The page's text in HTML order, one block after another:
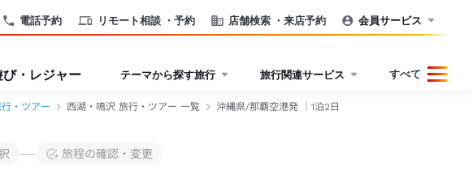
電話予約 リモート相談 ・予約 店舗検索 ・来店予約 会員サービス
び・レジャー テーマから探す旅行 旅行関連サービス すべて
・ツアー 西湖・鳴沢 旅行・ツアー 一覧 沖縄県/那覇空港発 ｜1泊2日
旅程の確認・変更